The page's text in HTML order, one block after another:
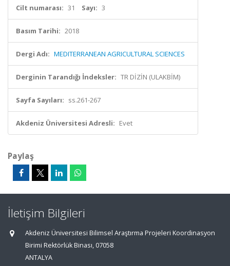
Cilt numarası: 31 Sayı: 3
Basım Tarihi: 2018
Dergi Adı: MEDITERRANEAN AGRICULTURAL SCIENCES
Derginin Tarandığı İndeksler: TR DİZİN (ULAKBİM)
Sayfa Sayıları: ss.261-267
Akdeniz Üniversitesi Adresli: Evet
Paylaş
İletişim Bilgileri
Akdeniz Üniversitesi Bilimsel Araştırma Projeleri Koordinasyon
Birimi Rektörlük Binası, 07058
ANTALYA